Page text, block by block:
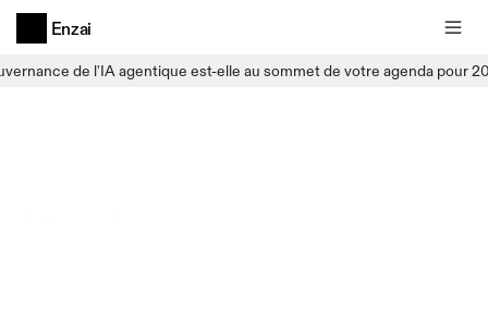
de l'IA agentique est-elle au sommet de votre agenda pour
Enzai